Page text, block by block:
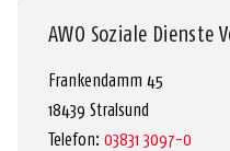
AWO Soziale Dienste
Frankendamm 45
18439 Stralsund
Telefon: 03831 3097-0